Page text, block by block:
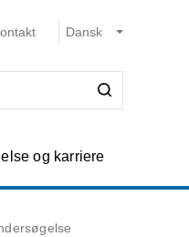
og karriere